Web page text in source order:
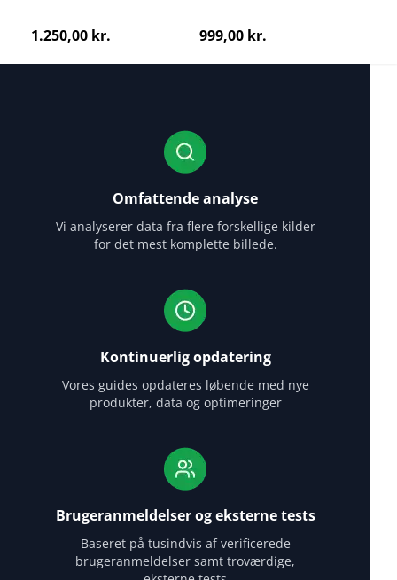
1.250,00 kr. 999,00 kr.
Omfattende analyse
Vi analyserer data fra flere forskellige kilder
for det mest komplette billede.
Kontinuerlig opdatering
Vores guides opdateres løbende med nye
produkter, data og optimeringer
Brugeranmeldelser og eksterne tests
Baseret på tusindvis af verificerede
brugeranmeldelser samt troværdige,